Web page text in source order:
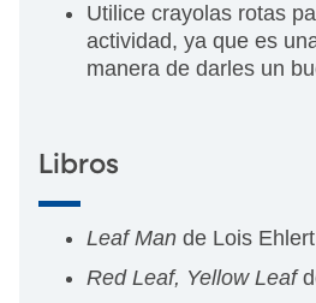
Utilice crayolas rotas
actividad, ya que es
manera de darles un
Libros
Leaf Man de Lois Ehlert
Red Leaf, Yellow Leaf